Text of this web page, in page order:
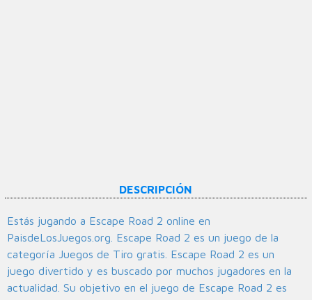
DESCRIPCIÓN
Estás jugando a Escape Road 2 online en
PaisdeLosJuegos.org. Escape Road 2 es un juego de la
categoría Juegos de Tiro gratis. Escape Road 2 es un
juego divertido y es buscado por muchos jugadores en la
actualidad. Su objetivo en el juego de Escape Road 2 es